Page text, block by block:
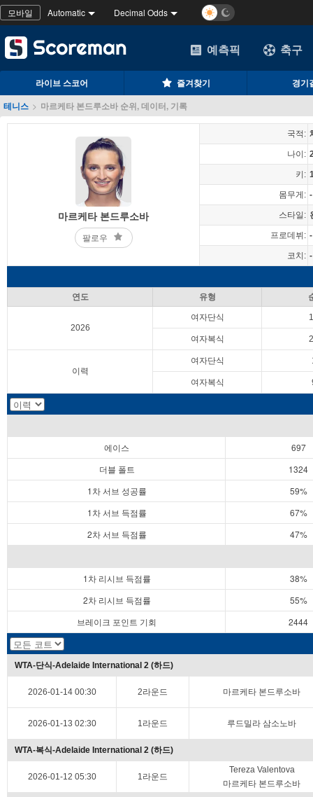
모바일 Automatic Decimal Odds
예측픽 축구
라이브 스코어 즐겨찾기
경기
테니스 > 마르케타 본드루소바 순위, 데이터, 기록
마르케타 본드루소바
팔로우
국적:
나이:
키:
몸무게: -
스타일:
프로데뷔: -
코치: -
연도 유형
2026
여자단식
여자복식
이력
여자단식
여자복식
에이스
697
더블 폴트
1324
1차 서브 성공률
59%
1차 서브 득점률
67%
2차 서브 득점률
47%
1차 리시브 득점률
38%
2차 리시브 득점률
55%
브레이크 포인트 기회
2444
WTA-단식-Adelaide International 2 (하드)
2026-01-14 00:30 2라운드 마르케타 본드루소바
2026-01-13 02:30 1라운드 루드밀라 삼소노바
WTA-복식-Adelaide International 2 (하드)
2026-01-12 05:30 1라운드
Tereza Valentova
마르케타 본드루소바